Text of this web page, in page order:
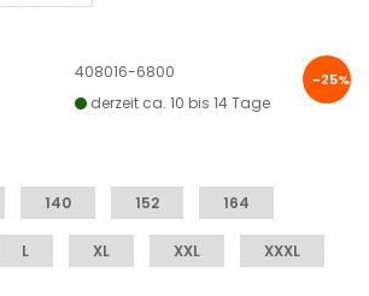
-25%
408016-6800
derzeit ca. 10 bis 14 Tage
140 152 164
L XL XXL XXXL